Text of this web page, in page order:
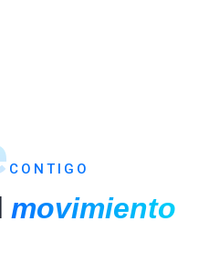
CONTIGO
movimiento